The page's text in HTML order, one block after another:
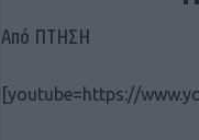
Από ΠΤΗΣΗ
[youtube=https://